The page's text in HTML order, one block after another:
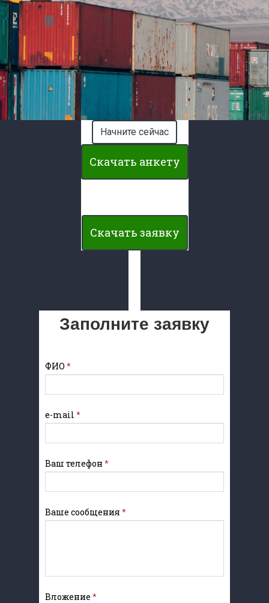
Начните сейчас
Скачать анкету
Скачать заявку
Заполните заявку
ФИО *
e-mail *
Ваш телефон *
Ваше сообщения *
Вложение *